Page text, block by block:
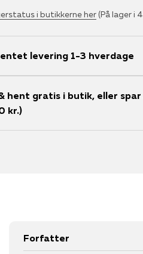
i butikkerne her(På lager i
levering 1-3 hverdage
hent gratis i butik, eller
kr.)
Forfatter